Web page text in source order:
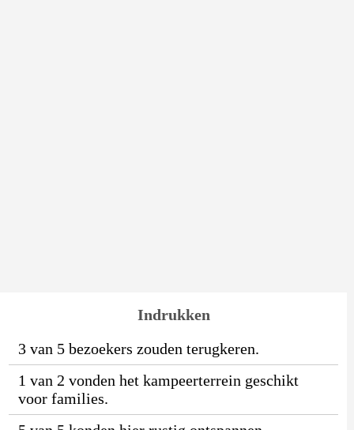
Indrukken
3 van 5 bezoekers zouden terugkeren.
1 van 2 vonden het kampeerterrein geschikt
voor families.